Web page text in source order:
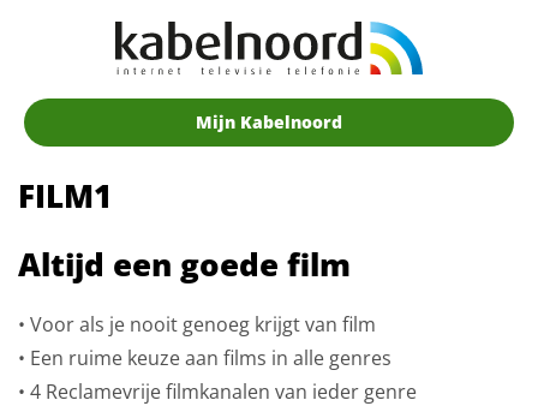
Mijn Kabelnoord
FILM1
Altijd een goede film
• Voor als je nooit genoeg krijgt van film
• Een ruime keuze aan films in alle genres
• 4 Reclamevrije filmkanalen van ieder genre